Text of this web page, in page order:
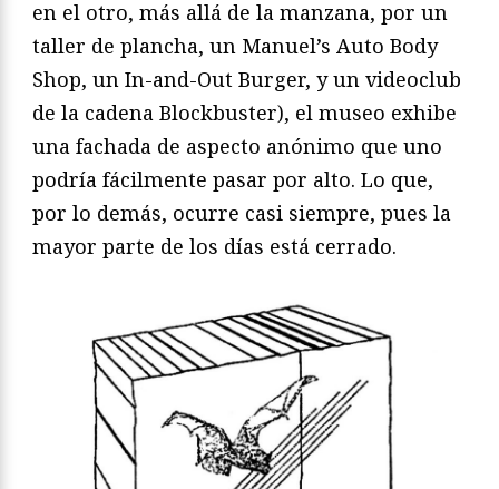
en el otro, más allá de la manzana, por un
taller de plancha, un Manuel’s Auto Body
Shop, un In-and-Out Burger, y un videoclub
de la cadena Blockbuster), el museo exhibe
una fachada de aspecto anónimo que uno
podría fácilmente pasar por alto. Lo que,
por lo demás, ocurre casi siempre, pues la
mayor parte de los días está cerrado.